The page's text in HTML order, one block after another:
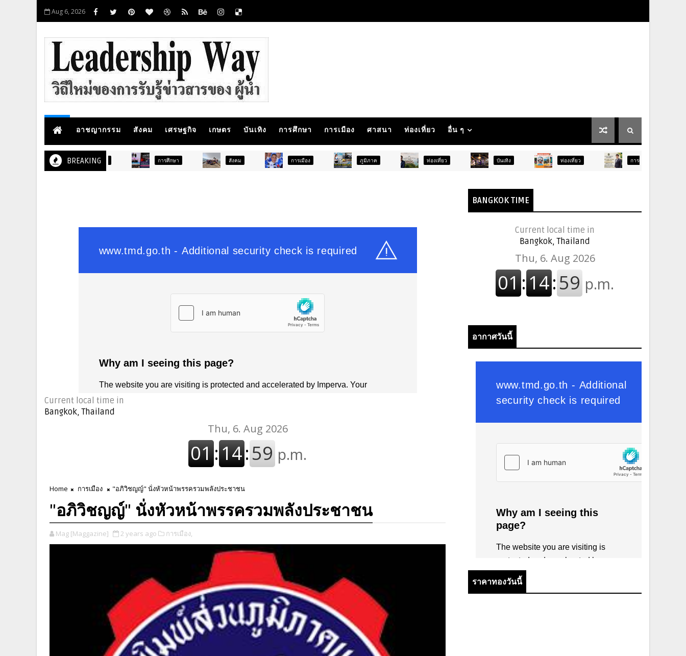
Aug 6, 2026
อาชญากรรม สังคม เศรษฐกิจ เกษตร บันเทิง การศึกษา การเมือง ศาสนา ท่องเที่ยว อื่น ๆ
BREAKING การศึกษา การเมือง ท่องเที่ยว ท่องเที่ยว การศึกษา
Current local time in
Bangkok, Thailand
Home การเมือง "อภิวิชญญ์" นั่งหัวหน้าพรรครวมพลังประชาชน
"อภิวิชญญ์" นั่งหัวหน้าพรรครวมพลังประชาชน
Mag [Maggazine] 2 years ago การเมือง,
BANGKOK TIME
Current local time in
Bangkok, Thailand
อากาศวันนี้
ราคาทองวันนี้